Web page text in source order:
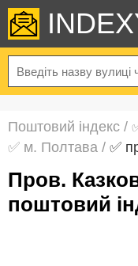
Поштовий індекс /
✅ м. Полтава / ✅
пров. Казковий знайти
поштовий